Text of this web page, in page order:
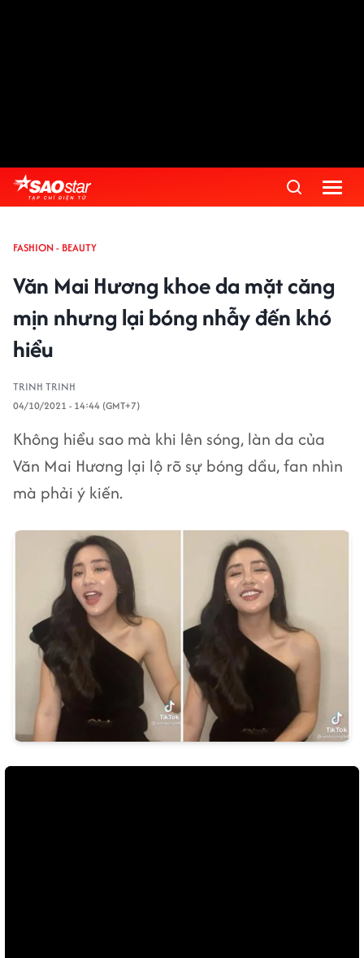
FASHION - BEAUTY
Văn Mai Hương khoe da mặt căng
mịn nhưng lại bóng nhẫy đến khó
hiểu
TRINH TRINH
04/10/2021 - 14:44 (GMT+7)
Không hiểu sao mà khi lên sóng, làn da của
Văn Mai Hương lại lộ rõ sự bóng dầu, fan nhìn
mà phải ý kiến.